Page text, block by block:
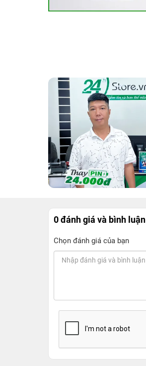
0 đánh giá và bình luận
Chọn đánh giá của bạn